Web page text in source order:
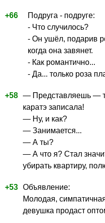
+66
Подруга - подруге:
- Что случилось?
- Он ушёл, подарив
когда она завянет.
- Как романтично...
- Да... только роза
+58 — Представляешь —
каратэ записала!
— Ну, и как?
— Занимается...
— А ты?
— А что я? Стал
убирать квартиру,
+53 Объявление:
Молодая,
девушка продаст